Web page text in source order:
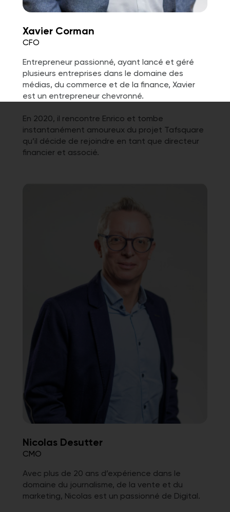
Xavier Corman
CFO
Entrepreneur passionné, ayant lancé et géré
plusieurs entreprises dans le domaine des
médias, du commerce et de la finance, Xavier
est un entrepreneur chevronné.
En 2020, il rencontre Enrico et tombe
instantanément amoureux du projet Tafsquare
qu’il décide de rejoindre en tant que directeur
financier et associé.
Nicolas Desutter
CMO
Avec plus de 20 ans d’expérience dans le
domaine du journalisme, de la vente et du
marketing, Nicolas est un passionné de Digital.